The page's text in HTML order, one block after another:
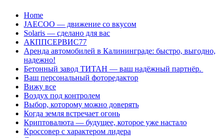
Перейти
содержанию
Home
JAECOO — движение со вкусом
Solaris — сделано для вас
АКППСЕРВИС77
Аренда автомобилей в Калининграде: быстро, выгодно,
надежно!
Бетонный завод ТИТАН — ваш надёжный партнёр.
Ваш персональный фоторедактор
Вижу все
Воздух под контролем
Выбор, которому можно доверять
Когда земля встречает огонь
Криптовалюта — будущее, которое уже настало
Кроссовер с характером лидера